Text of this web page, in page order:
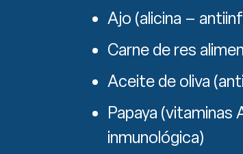
Ajo (alicina –
Carne de res
Aceite de oliva
Papaya (vitaminas
inmunológica)